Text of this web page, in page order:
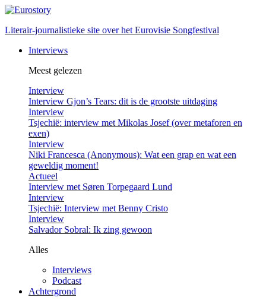
Literair-journalistieke site over het Eurovisie Songfestival
Interviews
Meest gelezen
Interview
Interview Gjon’s Tears: dit is de grootste uitdaging
Interview
Tsjechië: interview met Mikolas Josef (over metaforen en
exen)
Interview
Niki Francesca (Anonymous): Wat een grap en wat een
geweldig moment!
Actueel
Interview met Søren Torpegaard Lund
Interview
Tsjechië: Interview met Benny Cristo
Interview
Salvador Sobral: Ik zing gewoon
Alles
Interviews
Podcast
Achtergrond